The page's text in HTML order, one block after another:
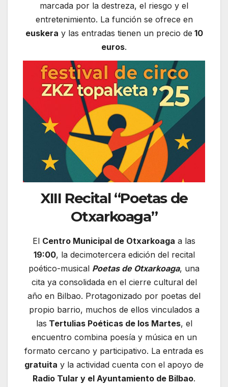
marcada por la destreza, el riesgo y el
entretenimiento. La función se ofrece en
euskera y las entradas tienen un precio de 10
euros.
XIII Recital “Poetas de
Otxarkoaga”
El Centro Municipal de Otxarkoaga a las
19:00, la decimotercera edición del recital
poético-musical Poetas de Otxarkoaga, una
cita ya consolidada en el cierre cultural del
año en Bilbao. Protagonizado por poetas del
propio barrio, muchos de ellos vinculados a
las Tertulias Poéticas de los Martes, el
encuentro combina poesía y música en un
formato cercano y participativo. La entrada es
gratuita y la actividad cuenta con el apoyo de
Radio Tular y el Ayuntamiento de Bilbao.